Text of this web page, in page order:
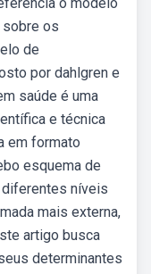
sobre os
de
por dahlgren e
saúde é uma
e técnica
em formato
esquema de
níveis
mais externa,
artigo busca
determinantes